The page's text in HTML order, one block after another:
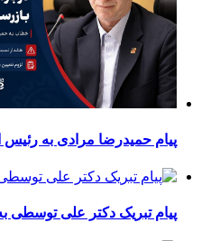
پیام حمیدرضا مرادی به رئیس
پیام تبریک دکتر علی توسطی